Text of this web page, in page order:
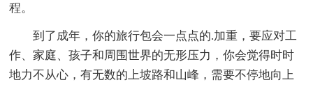
程。
到了成年，你的旅行包会一点点的.加重，要应对工
作、家庭、孩子和周围世界的无形压力，你会觉得时时
地力不从心，有无数的上坡路和山峰，需要不停地向上